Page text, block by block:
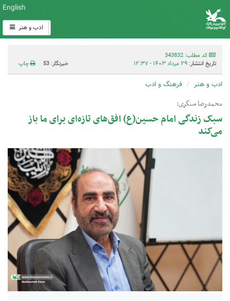
English
ادب و هنر
کد مطلب: 343832
تاریخ انتشار: ۲۹ مرداد ۱۴۰۳ - ۱۲:۳۷ خبرنگار: 53 چاپ
ادب و هنر فرهنگ و ادب
محمدرضا سنگری:
سبک زندگی امام حسین(ع) افق‌های تازه‌ای برای ما باز
می‌کند